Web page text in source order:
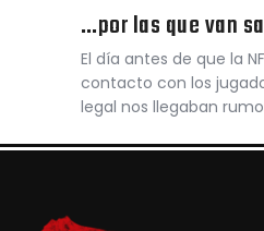
…por las que van
El día antes de que la
contacto con los
legal nos llegaban